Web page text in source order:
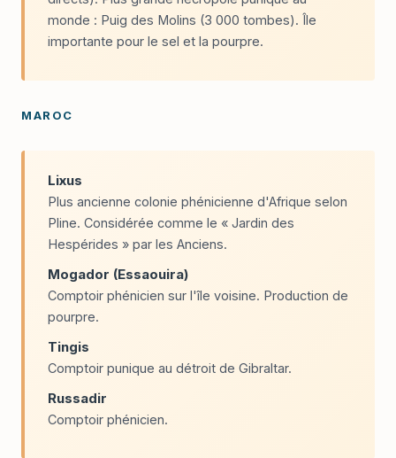
monde : Puig des Molins (3 000 tombes). Île
importante pour le sel et la pourpre.
MAROC
Lixus
Plus ancienne colonie phénicienne d'Afrique selon
Pline. Considérée comme le « Jardin des
Hespérides » par les Anciens.
Mogador (Essaouira)
Comptoir phénicien sur l'île voisine. Production de
pourpre.
Tingis
Comptoir punique au détroit de Gibraltar.
Russadir
Comptoir phénicien.